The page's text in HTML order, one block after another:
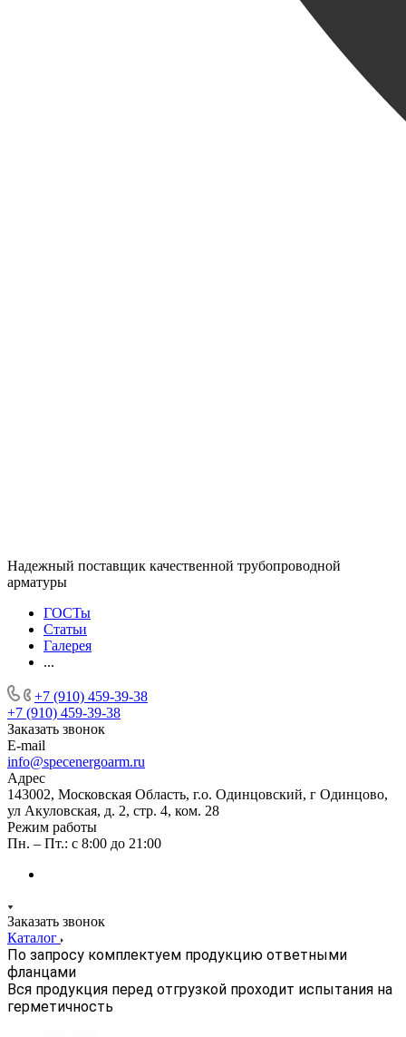
Надежный поставщик качественной трубопроводной
арматуры
ГОСТы
Статьи
Галерея
...
+7 (910) 459-39-38
+7 (910) 459-39-38
Заказать звонок
E-mail
info@specenergoarm.ru
Адрес
143002, Московская Область, г.о. Одинцовский, г Одинцово,
ул Акуловская, д. 2, стр. 4, ком. 28
Режим работы
Пн. – Пт.: с 8:00 до 21:00
Заказать звонок
Каталог
По запросу комплектуем продукцию ответными
фланцами
Вся продукция перед отгрузкой проходит испытания на
герметичность